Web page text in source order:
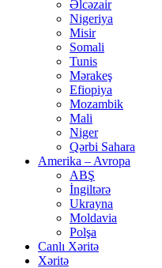
Əlcəzair
Nigeriya
Misir
Somali
Tunis
Mərakeş
Efiopiya
Mozambik
Mali
Niger
Qərbi Sahara
Amerika – Avropa
ABŞ
İngiltərə
Ukrayna
Moldavia
Polşa
Canlı Xəritə
Xəritə